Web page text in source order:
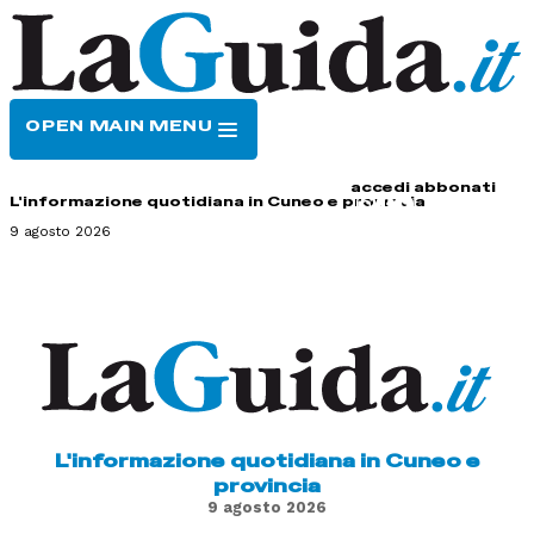
OPEN MAIN MENU
accedi abbonati
L'informazione quotidiana in Cuneo e provincia
9 agosto 2026
L'informazione quotidiana in Cuneo e
provincia
9 agosto 2026